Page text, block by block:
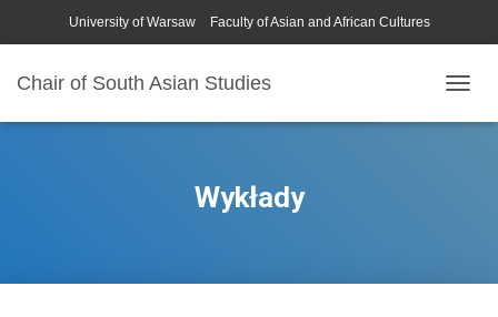
University of Warsaw Faculty of Asian and African Cultures
Chair of South Asian Studies
Wykłady